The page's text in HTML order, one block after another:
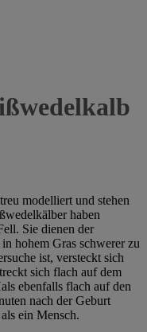
modelliert und stehen
haben
Sie dienen der
hohem Gras schwerer zu
ist, versteckt sich
sich flach auf dem
ebenfalls flach auf den
nach der Geburt
ein Mensch.